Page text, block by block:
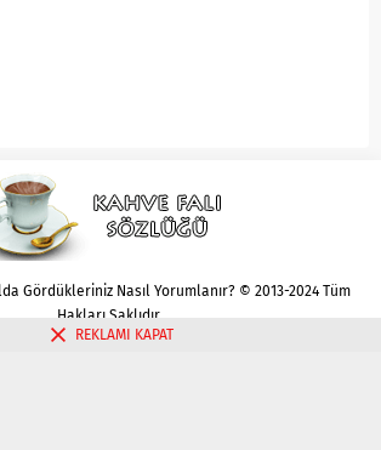
Gördükleriniz Nasıl Yorumlanır? © 2013-2024 Tüm
Hakları Saklıdır.
REKLAMI KAPAT